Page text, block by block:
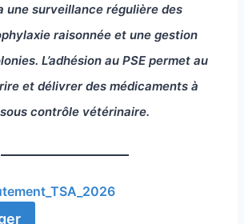
une surveillance régulière des
raisonnée et une gestion
L’adhésion au PSE permet au
et délivrer des médicaments à
contrôle vétérinaire.